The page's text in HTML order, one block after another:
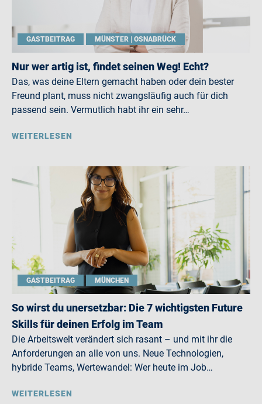
GASTBEITRAG MÜNSTER | OSNABRÜCK
Nur wer artig ist, findet seinen Weg! Echt?
Das, was deine Eltern gemacht haben oder dein bester
Freund plant, muss nicht zwangsläufig auch für dich
passend sein. Vermutlich habt ihr ein sehr…
WEITERLESEN
GASTBEITRAG MÜNCHEN
So wirst du unersetzbar: Die 7 wichtigsten Future
Skills für deinen Erfolg im Team
Die Arbeitswelt verändert sich rasant – und mit ihr die
Anforderungen an alle von uns. Neue Technologien,
hybride Teams, Wertewandel: Wer heute im Job…
WEITERLESEN